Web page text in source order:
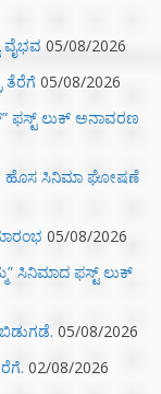
05/08/2026
ತೆರೆಗೆ 05/08/2026
ಫಸ್ಟ್ ಲುಕ್ ಅನಾವರಣ
ಹೊಸ ಸಿನಿಮಾ ಘೋಷಣೆ
05/08/2026
ಸಿನಿಮಾದ ಫಸ್ಟ್‌ ಲುಕ್‌
05/08/2026
02/08/2026